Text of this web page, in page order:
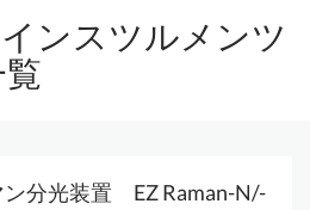
ンスツルメンツ
ン分光装置 EZ Raman-N/-